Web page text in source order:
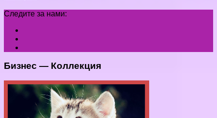
Следите за нами:
Бизнес — Коллекция